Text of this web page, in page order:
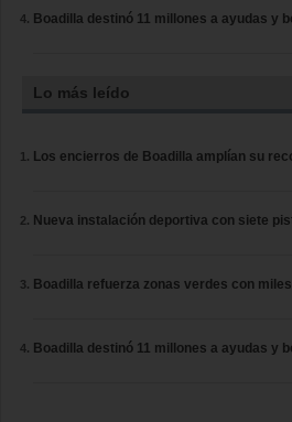
Boadilla destinó 11 millones a ayudas y
Lo más leído
Los encierros de Boadilla amplían su
Nueva instalación deportiva con siete
Boadilla refuerza zonas verdes con
Boadilla destinó 11 millones a ayudas y